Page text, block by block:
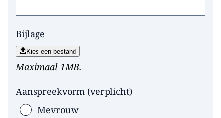
Bijlage
Kies een bestand
Maximaal 1MB.
Aanspreekvorm (verplicht)
Mevrouw